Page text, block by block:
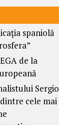
spaniolă
de la
Sergio
cele mai